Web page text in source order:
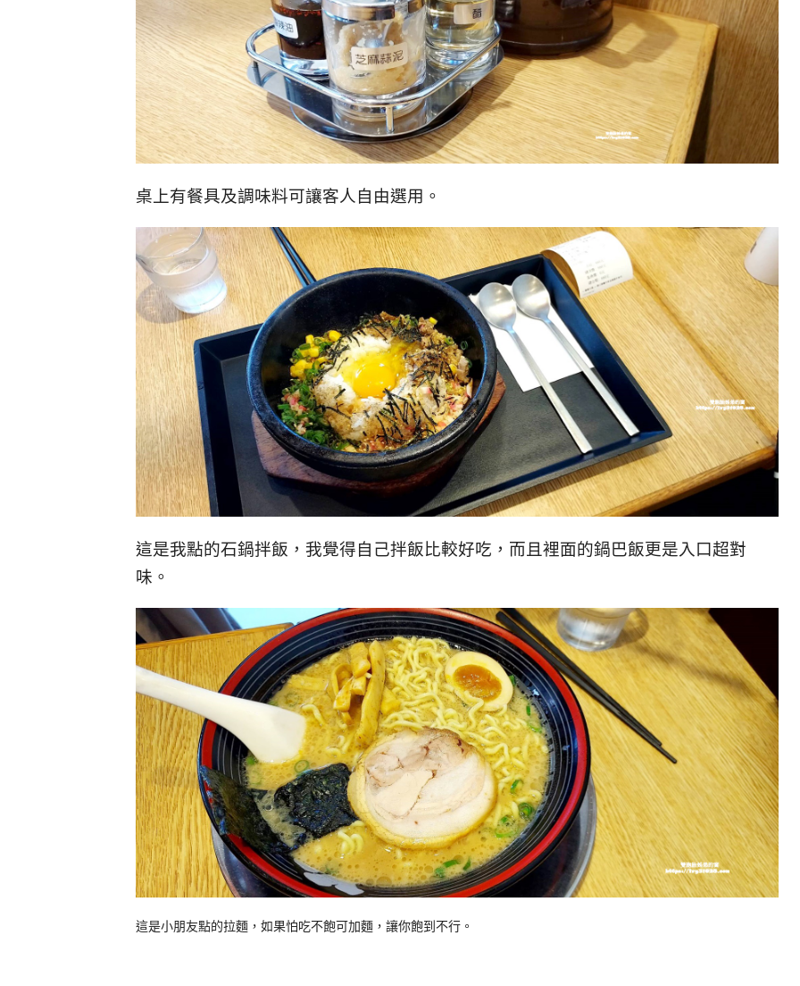
桌上有餐具及調味料可讓客人自由選用。
這是我點的石鍋拌飯，我覺得自己拌飯比較好吃，而且裡面的鍋巴飯更是入口超對
味。
這是小朋友點的拉麵，如果怕吃不飽可加麵，讓你飽到不行。